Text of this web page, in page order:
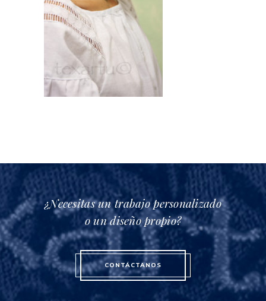
¿Necesitas un trabajo personalizado
o un diseño propio?
CONTÁCTANOS